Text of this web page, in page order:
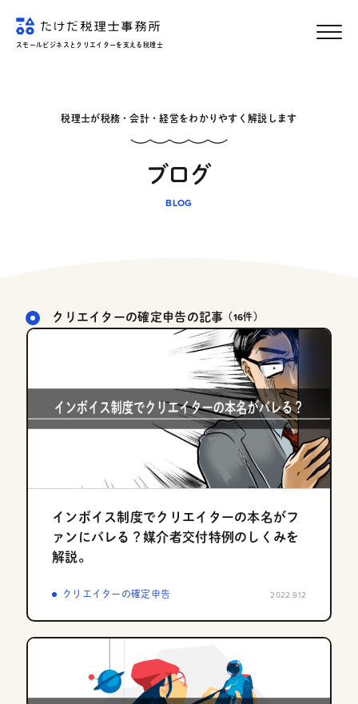
スモールビジネスとクリエイターを支える税理士
税理士が税務・会計・経営をわかりやすく解説します
ブログ
クリエイターの確定申告の記事 （16件）
インボイス制度でクリエイターの本名がフ
ァンにバレる？媒介者交付特例のしくみを
解説。
クリエイターの確定申告 2022.9.12